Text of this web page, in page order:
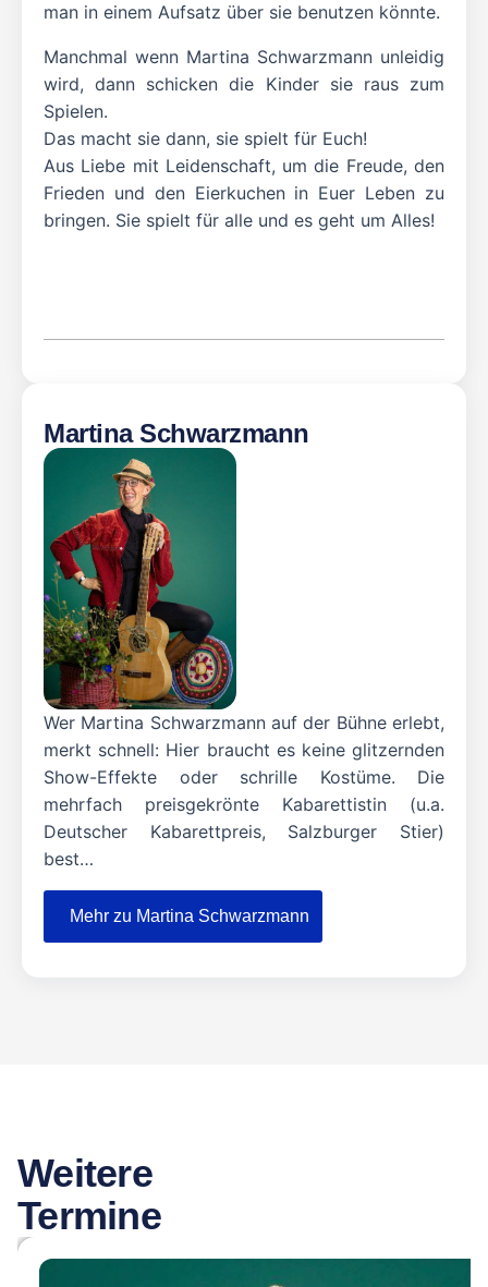
man in einem Aufsatz über sie benutzen könnte.
Manchmal wenn Martina Schwarzmann unleidig
wird, dann schicken die Kinder sie raus zum
Spielen.
Das macht sie dann, sie spielt für Euch!
Aus Liebe mit Leidenschaft, um die Freude, den
Frieden und den Eierkuchen in Euer Leben zu
bringen. Sie spielt für alle und es geht um Alles!
Martina Schwarzmann
Wer Martina Schwarzmann auf der Bühne erlebt,
merkt schnell: Hier braucht es keine glitzernden
Show-Effekte oder schrille Kostüme. Die
mehrfach preisgekrönte Kabarettistin (u.a.
Deutscher Kabarettpreis, Salzburger Stier)
best…
Mehr zu Martina Schwarzmann
Weitere
Termine